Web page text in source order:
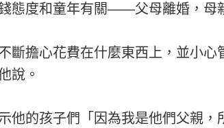
態度和童年有關——父母離婚，母
不斷擔心花費在什麼東西上，並小
說。
他的孩子們「因為我是他們父親